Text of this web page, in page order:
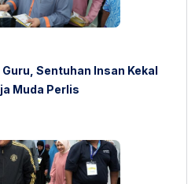
Sentuhan Insan Kekal
Muda Perlis